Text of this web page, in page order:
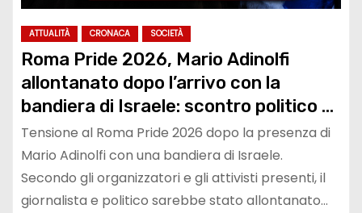
ATTUALITÀ CRONACA SOCIETÀ
Roma Pride 2026, Mario Adinolfi
allontanato dopo l’arrivo con la
bandiera di Israele: scontro politico e
polemiche sui diritti
Tensione al Roma Pride 2026 dopo la presenza di
Mario Adinolfi con una bandiera di Israele.
Secondo gli organizzatori e gli attivisti presenti, il
giornalista e politico sarebbe stato allontanato…